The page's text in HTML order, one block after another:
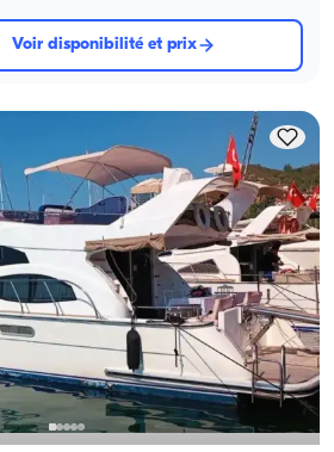
Voir disponibilité et prix